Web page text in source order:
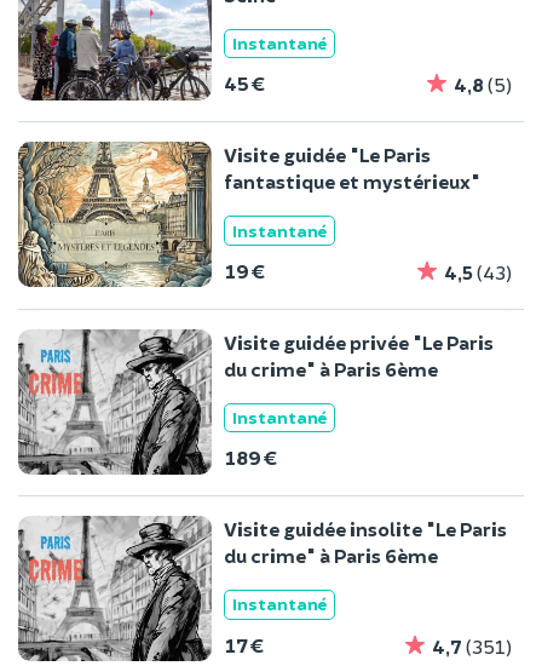
Instantané
45 € 4,8 (5)
Visite guidée "Le Paris
fantastique et mystérieux"
Instantané
19 € 4,5(43)
Visite guidée privée "Le Paris
du crime" à Paris 6ème
Instantané
189 €
Visite guidée insolite "Le Paris
du crime" à Paris 6ème
Instantané
17 € 4,7 (351)